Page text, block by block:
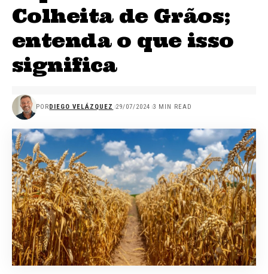
Colheita de Grãos;
entenda o que isso
significa
PORDIEGO VELÁZQUEZ 29/07/2024 3 MIN READ